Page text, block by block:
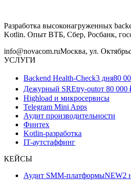
Разработка высоконагруженных
Kotlin. Опыт ВТБ, Сбер, Росбанк,
info@novacom.ruМосква, ул.
УСЛУГИ
Backend Health-Check3 дня80
Дежурный SREtry-outот 80 000
Highload и микросервисы
Telegram Mini Apps
Аудит производительности
Финтех
Kotlin-разработка
IT-аутстаффинг
КЕЙСЫ
Аудит SMM-платформыNEW2